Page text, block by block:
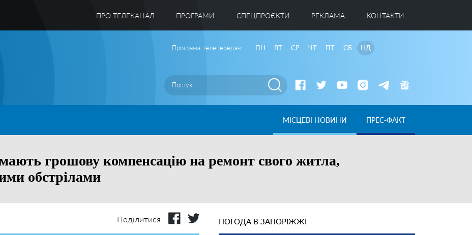
ПРО ТЕЛЕКАНАЛ ПРОГРАМИ CПЕЦПРОЄКТИ РЕКЛАМА КОНТАКТИ
Програма телепередач: ПН ВТ СР ЧТ ПТ СБ НД
МІСЦЕВІ НОВИНИ ПРЕС-ФАКТ
грошову компенсацію на ремонт свого житла,
обстрілами
Поділитися: ПОГОДА В ЗАПОРІЖЖІ